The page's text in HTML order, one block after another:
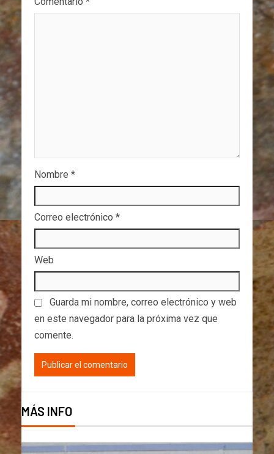
Nombre *
Correo electrónico *
Web
Guarda mi nombre, correo electrónico y web
en este navegador para la próxima vez que
comente.
MÁS INFO